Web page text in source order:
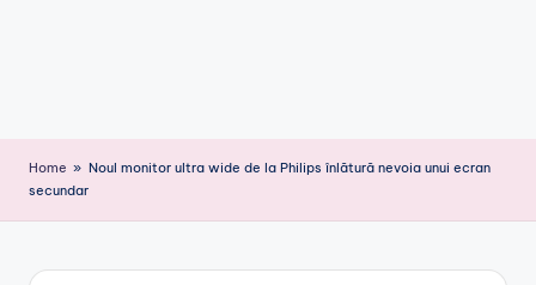
Home » Noul monitor ultra wide de la Philips înlătură nevoia unui ecran
secundar